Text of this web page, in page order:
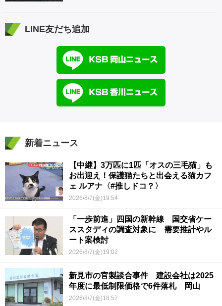
LINE友だち追加
新着ニュース
【中継】3万匹に1匹「オスの三毛猫」も
お出迎え！保護猫たちと出会える猫カフ
ェ ルアナ〈#推しドコ？〉
2026/8/7(金)19:54
「一歩前進」四国の新幹線 国交省ケー
ススタディの調査対象に 需要推計やル
ート案検討
2026/8/7(金)19:02
新見市の官製談合事件 建設会社は2025
年度に最低制限価格で6件落札 岡山
2026/8/7(金)18:57